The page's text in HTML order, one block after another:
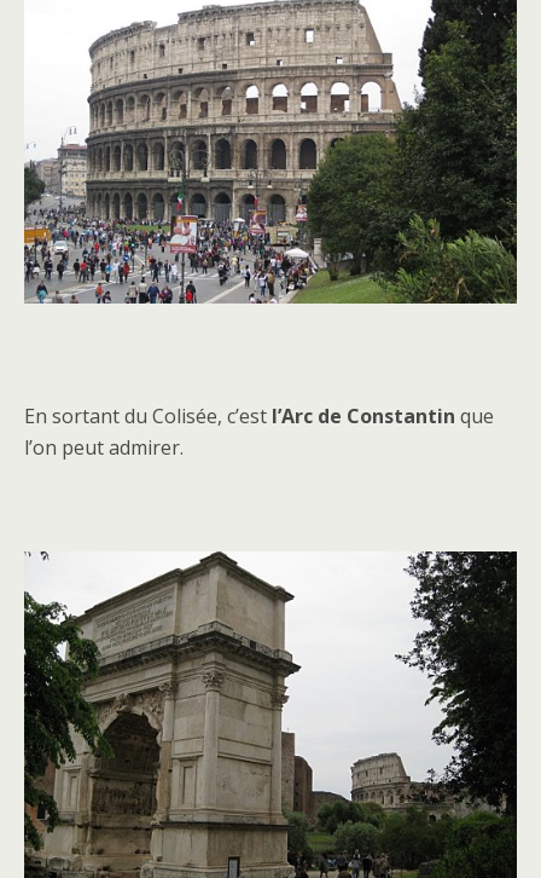
En sortant du Colisée, c’est l’Arc de Constantin que
l’on peut admirer.